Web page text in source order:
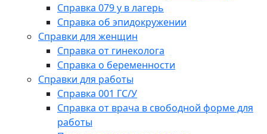
Справка 079 у в лагерь
Справка об эпидокружении
Справки для женщин
Справка от гинеколога
Справка о беременности
Справки для работы
Справка 001 ГС/У
Справка от врача в свободной форме для
работы